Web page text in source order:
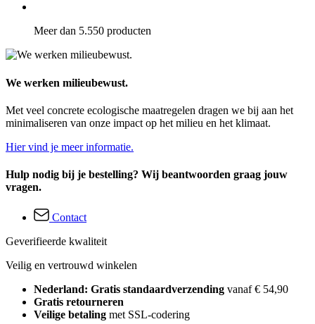
Meer dan 5.550 producten
We werken milieubewust.
Met veel concrete ecologische maatregelen dragen we bij aan het
minimaliseren van onze impact op het milieu en het klimaat.
Hier vind je meer informatie.
Hulp nodig bij je bestelling? Wij beantwoorden graag jouw
vragen.
Contact
Geverifieerde kwaliteit
Veilig en vertrouwd winkelen
Nederland: Gratis standaardverzending vanaf € 54,90
Gratis retourneren
Veilige betaling met SSL-codering